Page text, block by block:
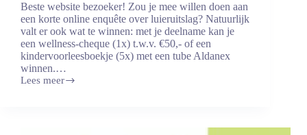
Beste website bezoeker! Zou je mee willen doen aan
een korte online enquête over luieruitslag? Natuurlijk
valt er ook wat te winnen: met je deelname kan je
een wellness-cheque (1x) t.w.v. €50,- of een
kindervoorleesboekje (5x) met een tube Aldanex
winnen.…
Lees meer
Doe